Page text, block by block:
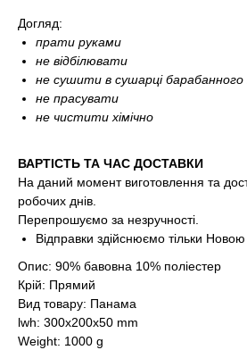
Догляд:
прати руками
не відбілювати
не сушити в сушарці
не прасувати
не чистити хімічно
ВАРТІСТЬ ТА ЧАС ДОСТАВКИ
На даний момент виготовлення та
робочих днів.
Перепрошуємо за незручності.
Відправки здійснюємо тільки
Опис: 90% бавовна 10% поліестер
Крій: Прямий
Вид товару: Панама
lwh: 300x200x50 mm
Weight: 1000 g